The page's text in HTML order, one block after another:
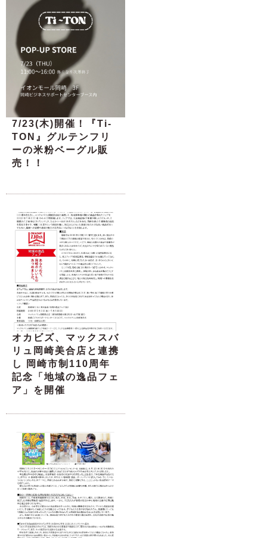
7/23(木)開催！『Ti-
TON』グルテンフリ
ーの米粉ベーグル販
売！！
オカビズ、マックスバ
リュ岡崎美合店と連携
し 岡崎市制110周年
記念「地域の逸品フェ
ア」を開催